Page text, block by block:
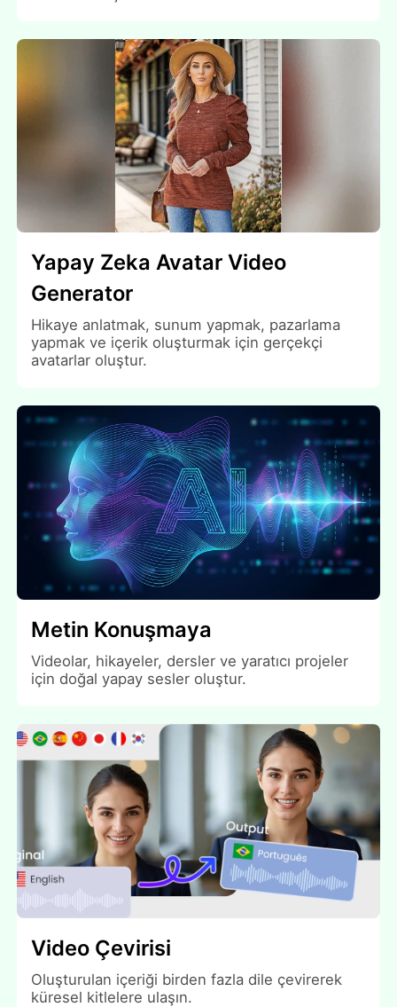
Yapay Zeka Avatar Video
Generator
Hikaye anlatmak, sunum yapmak, pazarlama
yapmak ve içerik oluşturmak için gerçekçi
avatarlar oluştur.
Metin Konuşmaya
Videolar, hikayeler, dersler ve yaratıcı projeler
için doğal yapay sesler oluştur.
Video Çevirisi
Oluşturulan içeriği birden fazla dile çevirerek
küresel kitlelere ulaşın.